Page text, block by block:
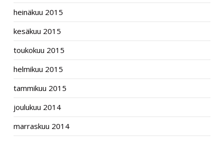
heinäkuu 2015
kesäkuu 2015
toukokuu 2015
helmikuu 2015
tammikuu 2015
joulukuu 2014
marraskuu 2014